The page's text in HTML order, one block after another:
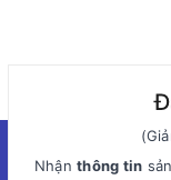
Nhậnthông tin